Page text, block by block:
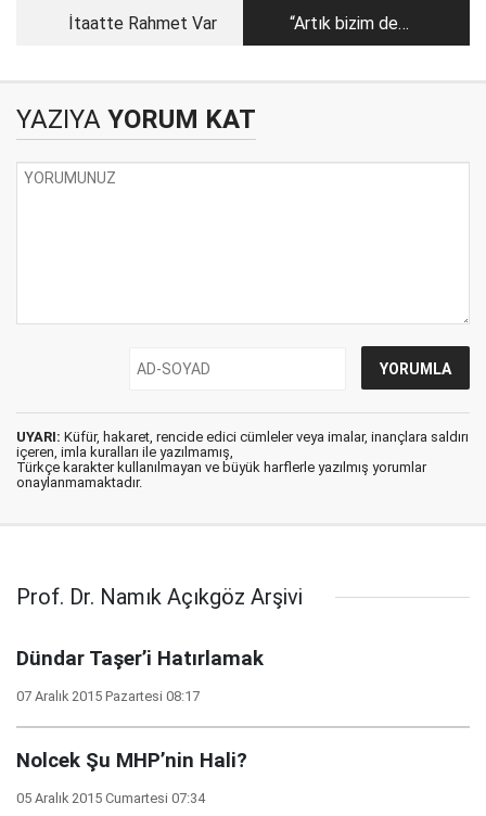
İtaatte Rahmet Var
“Artık bizim de
Türkiye’de bir
YAZIYA YORUM KAT
UYARI: Küfür, hakaret, rencide edici cümleler veya imalar, inançlara saldırı
içeren, imla kuralları ile yazılmamış,
Türkçe karakter kullanılmayan ve büyük harflerle yazılmış yorumlar
onaylanmamaktadır.
Prof. Dr. Namık Açıkgöz Arşivi
Dündar Taşer’i Hatırlamak
07 Aralık 2015 Pazartesi 08:17
Nolcek Şu MHP’nin Hali?
05 Aralık 2015 Cumartesi 07:34